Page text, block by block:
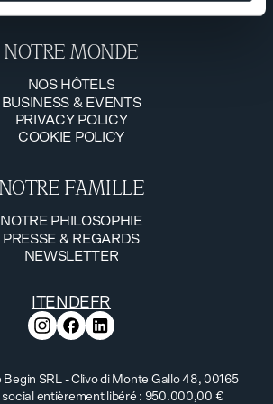
NOTRE MONDE
NOS HÔTELS
NOS HÔTELS
BUSINESS & EVENTS
BUSINESS & EVENTS
PRIVACY POLICY
PRIVACY POLICY
COOKIE POLICY
NOTRE FAMILLE
NOTRE PHILOSOPHIE
NOTRE PHILOSOPHIE
PRESSE & REGARDS
PRESSE & REGARDS
NEWSLETTER
ITEN DE FR
SRL - Clivo di Monte Gallo 48, 00165
social entièrement libéré : 950.000,00 €